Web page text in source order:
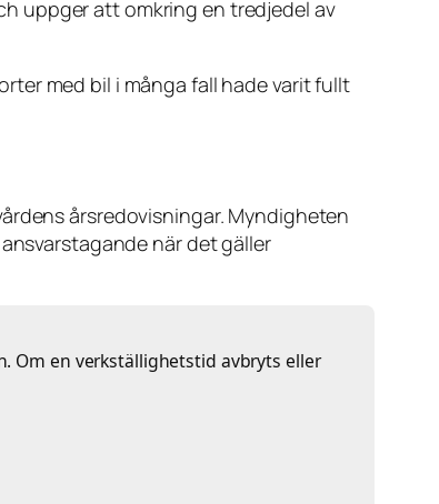
uppger att omkring en tredjedel av
med bil i många fall hade varit fullt
årsredovisningar. Myndigheten
när det gäller
Om en verkställighetstid avbryts eller